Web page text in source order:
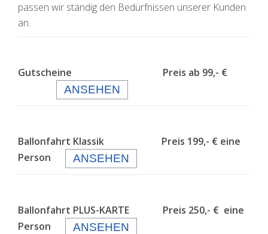
passen wir ständig den Bedürfnissen unserer Kunden
an.
Gutscheine Preis ab 99,- €
ANSEHEN
Ballonfahrt Klassik Preis 199,- € eine
Person
ANSEHEN
Ballonfahrt PLUS-KARTE Preis 250,- € eine
Person
ANSEHEN